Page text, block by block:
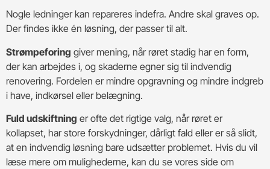
Nogle ledninger kan repareres indefra. Andre skal graves op.
Der findes ikke én løsning, der passer til alt.
Strømpeforing giver mening, når røret stadig har en form,
der kan arbejdes i, og skaderne egner sig til indvendig
renovering. Fordelen er mindre opgravning og mindre indgreb
i have, indkørsel eller belægning.
Fuld udskiftning er ofte det rigtige valg, når røret er
kollapset, har store forskydninger, dårligt fald eller er så slidt,
at en indvendig løsning bare udsætter problemet. Hvis du vil
læse mere om mulighederne, kan du se vores side om